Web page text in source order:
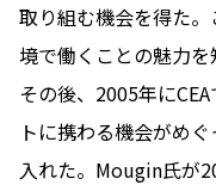
取り組む機会を得た
境で働くことの魅力を
その後、2005年に
トに携わる機会がめ
入れた。Mougin氏が